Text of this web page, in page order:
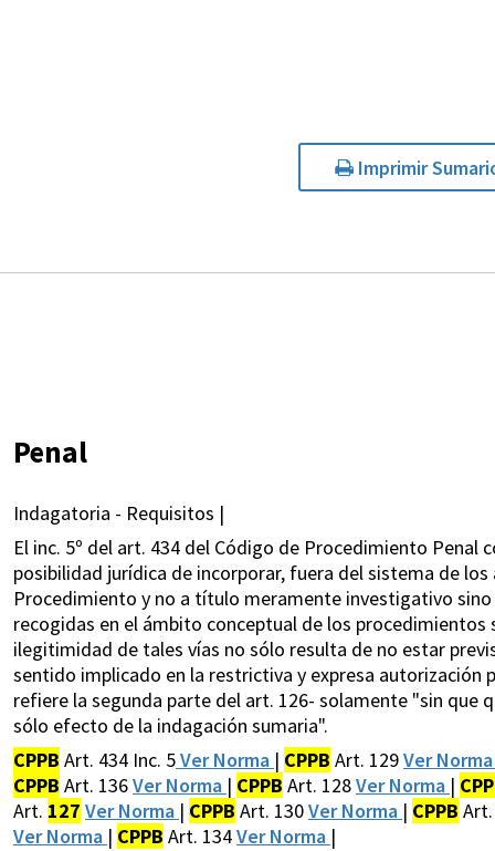
Imprimir
Penal
Indagatoria - Requisitos |
El inc. 5º del art. 434 del Código de Procedimiento Penal
posibilidad jurídica de incorporar, fuera del sistema de
Procedimiento y no a título meramente investigativo
recogidas en el ámbito conceptual de los
ilegitimidad de tales vías no sólo resulta de no estar
sentido implicado en la restrictiva y expresa
refiere la segunda parte del art. 126- solamente "sin que
sólo efecto de la indagación sumaria".
CPPB Art. 434 Inc. 5Ver Norma | CPPB Art. 129Ver
CPPB Art. 136Ver Norma | CPPB Art. 128Ver Norma |
Art. 127 Ver Norma | CPPB Art. 130Ver Norma | CPPB
Ver Norma | CPPB Art. 134Ver Norma |